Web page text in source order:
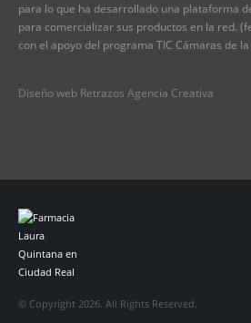
para lo que ha desarrollado una plataforma
para comercializar sus productos en la red.
con el apoyo del programa TIC Cámaras de
Diseño web Retrazos Agencia Creativa
© Copyright 2026. All Rights Reserved.